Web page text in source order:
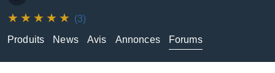
(3)
Produits
News Avis Annonces Forums